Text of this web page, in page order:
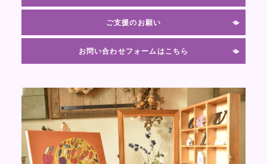
ご支援のお願い
お問い合わせフォームはこちら